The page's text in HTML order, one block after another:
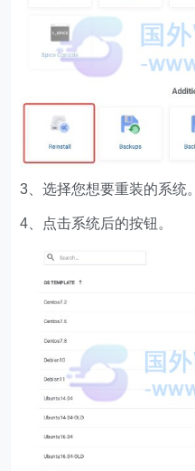
3、选择您想要重装的系统。
4、点击系统后的按钮。